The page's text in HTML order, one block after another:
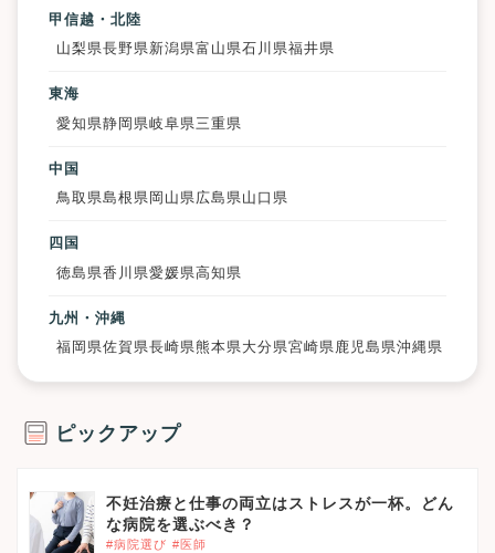
甲信越・北陸
山梨県長野県新潟県富山県石川県福井県
東海
愛知県静岡県岐阜県 三重県
中国
鳥取県島根県 岡山県広島県山口県
四国
徳島県香川県愛媛県高知県
九州・沖縄
福岡県佐賀県長崎県熊本県大分県宮崎県鹿児島県沖縄県
ピックアップ
不妊治療と仕事の両立はストレスが一杯。どん
な病院を選ぶべき？
#病院選び #医師